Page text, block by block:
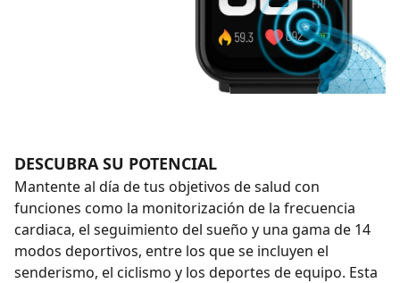
DESCUBRA SU POTENCIAL
Mantente al día de tus objetivos de salud con
funciones como la monitorización de la frecuencia
cardiaca, el seguimiento del sueño y una gama de 14
modos deportivos, entre los que se incluyen el
senderismo, el ciclismo y los deportes de equipo. Esta